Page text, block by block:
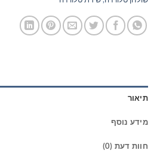
תיאור
מידע נוסף
חוות דעת (0)